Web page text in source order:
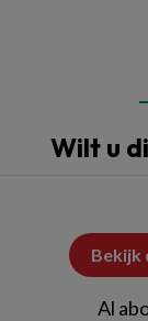
Wilt u
Bekijk
Al